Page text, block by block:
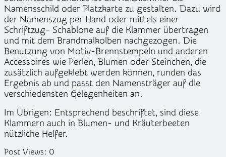
Namensschild oder Platzkarte zu gestalten. Dazu wird
der Namenszug per Hand oder mittels einer
Schriftzug- Schablone auf die Klammer übertragen
und mit dem Brandmalkolben nachgezogen. Die
Benutzung von Motiv-Brennstempeln und anderen
Accessoires wie Perlen, Blumen oder Steinchen, die
zusätzlich aufgeklebt werden können, runden das
Ergebnis ab und passt den Namensträger auf die
verschiedensten Gelegenheiten an.
Im Übrigen: Entsprechend beschriftet, sind diese
Klammern auch in Blumen- und Kräuterbeeten
nützliche Helfer.
Post Views: 0